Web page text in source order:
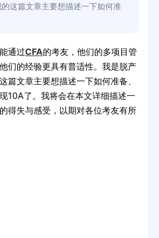
这篇文章主要想描述一下如何准
通过CFA的考友，他们的多项目管
们的经验更具有普适性。我是脱产
篇文章主要想描述一下如何准备、
10A了。我将会在本文详细描述一
得失与感受，以期对各位考友有所